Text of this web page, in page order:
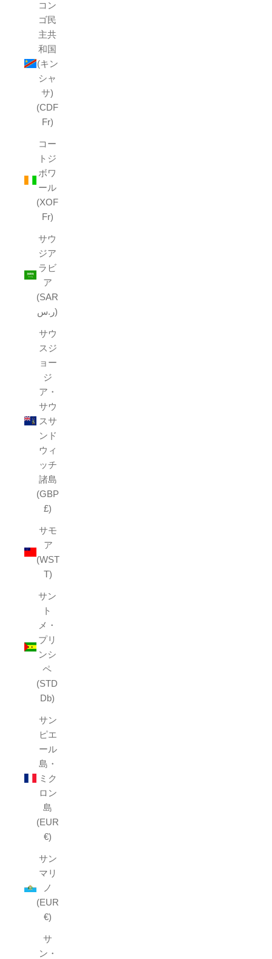
コン
ゴ民
主共
和国
(キン
シャ
サ)
(CDF
Fr)
コー
トジ
ボワ
ール
(XOF
Fr)
サウ
ジア
ラビ
ア
(SAR
ر.س)
サウ
スジ
ョー
ジ
ア・
サウ
スサ
ンド
ウィ
ッチ
諸島
(GBP
£)
サモ
ア
(WST
T)
サン
ト
メ・
プリ
ンシ
ペ
(STD
Db)
サン
ピエ
ール
島・
ミク
ロン
島
(EUR
€)
サン
マリ
ノ
(EUR
€)
サ
ン・